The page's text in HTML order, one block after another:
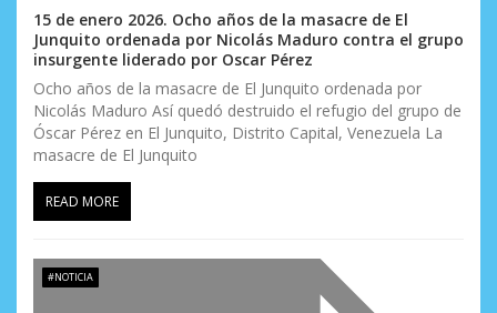
15 de enero 2026. Ocho años de la masacre de El
Junquito ordenada por Nicolás Maduro contra el grupo
insurgente liderado por Oscar Pérez
Ocho años de la masacre de El Junquito ordenada por
Nicolás Maduro Así quedó destruido el refugio del grupo de
Óscar Pérez en El Junquito, Distrito Capital, Venezuela La
masacre de El Junquito
READ MORE
#NOTICIA